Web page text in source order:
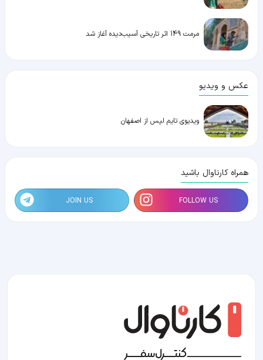
مرمت 149 اثر تاریخی آسیب‌دیده آغاز شد
عکس و ویدیو
ویدیوی تایم لپس از اصفهان
همراه کارناوال باشید
FOLLOW US
JOIN US